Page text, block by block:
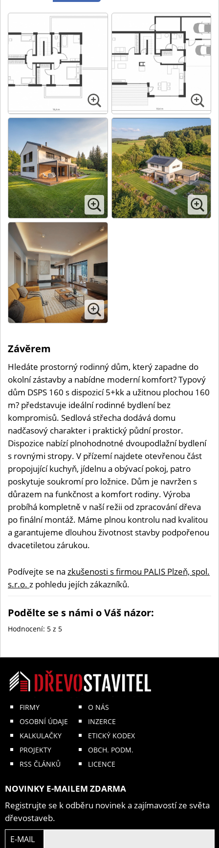
Závěrem
Hledáte prostorný rodinný dům, který zapadne do
okolní zástavby a nabídne moderní komfort? Typový
dům DSPS 160 s dispozicí 5+kk a užitnou plochou 160
m? představuje ideální rodinné bydlení bez
kompromisů. Sedlová střecha dodává domu
nadčasový charakter i praktický půdní prostor.
Dispozice nabízí plnohodnotné dvoupodlažní bydlení
s rovnými stropy. V přízemí najdete otevřenou část
propojující kuchyň, jídelnu a obývací pokoj, patro
poskytuje soukromí pro ložnice. Dům je navržen s
důrazem na funkčnost a komfort rodiny. Výroba
probíhá kompletně v naší režii od zpracování dřeva
po finální montáž. Máme plnou kontrolu nad kvalitou
a garantujeme dlouhou životnost stavby podpořenou
dvacetiletou zárukou.
Podívejte se na zkušenosti s firmou PALIS Plzeň, spol.
s.r.o. z pohledu jejích zákazníků.
Podělte se s námi o Váš názor:
Hodnocení: 5 z 5
FIRMY
OSOBNÍ ÚDAJE
KALKULAČKY
PROJEKTY
RSS ČLÁNKŮ
O NÁS
INZERCE
ETICKÝ KODEX
OBCH. PODM.
LICENCE
NOVINKY E-MAILEM ZDARMA
Registrujte se k odběru novinek a zajímavostí ze světa
dřevostaveb.
E-MAIL